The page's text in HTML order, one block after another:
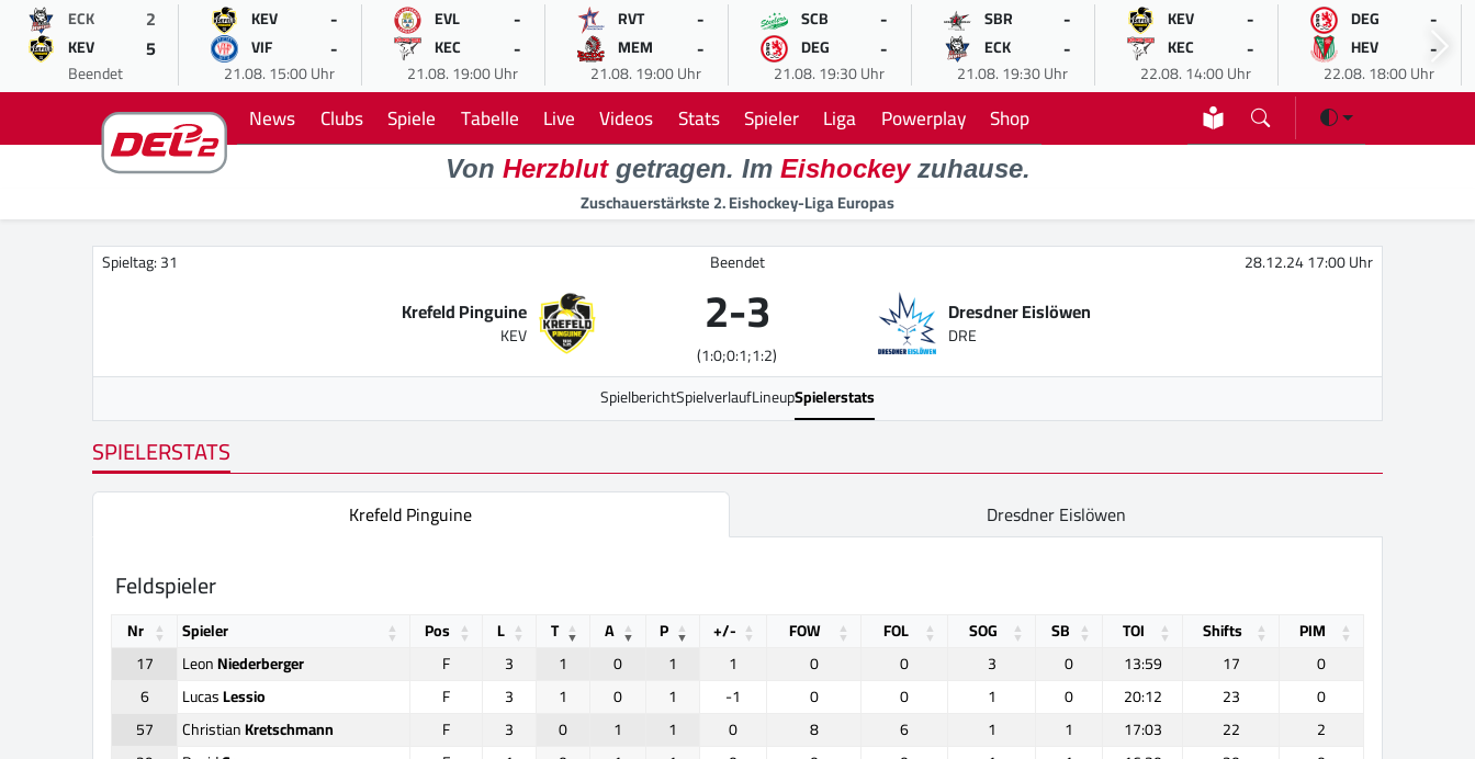
ECK 2
KEV 5
Beendet
KEV -
VIF -
21.08. 15:00 Uhr
EVL -
KEC -
21.08. 19:00 Uhr
RVT -
MEM -
21.08. 19:00 Uhr
SCB -
DEG -
21.08. 19:30 Uhr
SBR -
ECK -
21.08. 19:30 Uhr
KEV -
KEC -
22.08. 14:00 Uhr
DEG -
HEV -
22.08. 18:00 Uhr
News Clubs Spiele Tabelle Live Videos Stats Spieler Liga Powerplay Shop
Von Herzblutgetragen. Im Eishockeyzuhause.
Zuschauerstärkste 2. Eishockey-Liga Europas
Spieltag: 31 Beendet 28.12.24 17:00 Uhr
Krefeld Pinguine
KEV 2-3
(1:0;0:1;1:2)
Dresdner Eislöwen
DRE
SpielberichtSpielverlaufLineupSpielerstats
SPIELERSTATS
Krefeld Pinguine Dresdner Eislöwen
Feldspieler
Nr Spieler Pos L T A P +/- FOW FOL SOG SB TOI Shifts
PIM
17
LeonNiederberger F 3 1 0 1 1 0 0 3 0 13:59 17
0
6
LucasLessio F 3 1 0 1 -1 0 0 1 0 20:12 23
0
57
ChristianKretschmann F 3 0 1 1 0 8 6 1 1 17:03 22
2